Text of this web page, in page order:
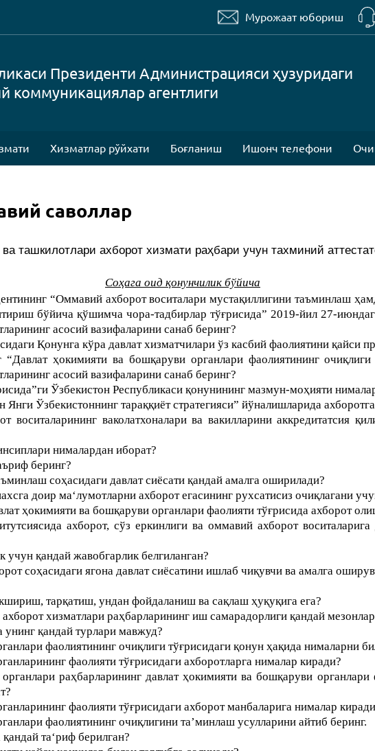
Мурожаат юбориш
Президенти Администрацияси ҳузуридаги
коммуникациялар агентлиги
Хизматлар рўйхати Боғланиш Ишонч телефони
саволлар
ташкилотлари ахборот хизмати раҳбари учунтахминий
Соҳага оид қонунчилик бўйича
“Оммавий ахборот воситалари мустақиллигини таъминлаш
бўйича қўшимча чора-тадбирлар тўғрисида” 2019-йил 27-
асосий вазифаларини санаб беринг?
Қонунга кўра давлат хизматчилари ўз касбий фаолиятини қайси
“Давлат ҳокимияти ва бошқаруви органлари фаолиятининг
асосий вазифаларини санаб беринг?
Ўзбекистон Республикаси қонунининг мазмун-моҳияти
Ўзбекистоннинг тараққиёт стратегияси” йўналишларида
воситаларининг ваколатхоналари ва вакилларини аккредитатсия
нималардан иборат?
беринг?
соҳасидаги давлат сиёсати қандай амалга оширилади?
доир ма‘лумотларни ахборот егасининг рухсатисиз очиқлагани
ҳокимияти ва бошқаруви органлари фаолияти тўғрисида ахборот
ахборот, сўз еркинлиги ва оммавий ахборот
учун қандай жавобгарлик белгиланган?
соҳасидаги ягона давлат сиёсатини ишлаб чиқувчи ва амалга
тарқатиш, ундан фойдаланиш ва сақлаш ҳуқуқига ега?
хизматлари раҳбарларининг иш самарадорлиги қандай
қандай турлари мавжуд?
фаолиятининг очиқлиги тўғрисидаги қонун ҳақида нималарни
фаолияти тўғрисидаги ахборотларга нималар киради?
раҳбарларининг давлат ҳокимияти ва бошқаруви
фаолияти тўғрисидаги ахборот манбаларига нималар
фаолиятининг очиқлигини таʼминлаш усулларини айтиб беринг.
та‘риф берилган?